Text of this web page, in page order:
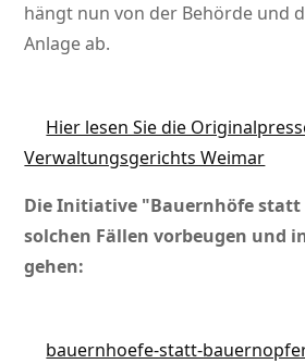
hängt nun von der Behörde und
Anlage ab.
Hier lesen Sie die
Verwaltungsgerichts Weimar
Die Initiative Bauernhöfe
solchen Fällen vorbeugen und
gehen:
bauernhoefe-statt-